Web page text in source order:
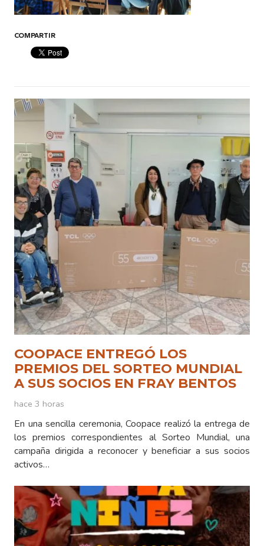
COMPARTIR
COOPACE ENTREGÓ LOS
PREMIOS DEL SORTEO MUNDIAL
A SUS SOCIOS EN FRAY BENTOS
hace 3 horas
En una sencilla ceremonia, Coopace realizó la entrega de
los premios correspondientes al Sorteo Mundial, una
campaña dirigida a reconocer y beneficiar a sus socios
activos…